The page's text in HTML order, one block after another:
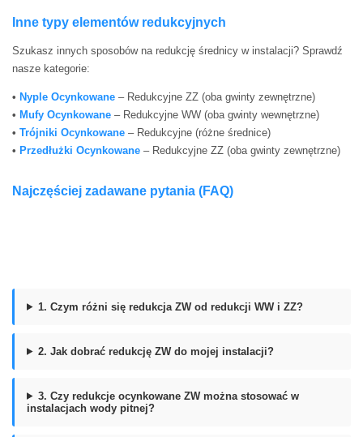
Inne typy elementów redukcyjnych
Szukasz innych sposobów na redukcję średnicy w instalacji? Sprawdź
nasze kategorie:
• Nyple Ocynkowane – Redukcyjne ZZ (oba gwinty zewnętrzne)
• Mufy Ocynkowane – Redukcyjne WW (oba gwinty wewnętrzne)
• Trójniki Ocynkowane – Redukcyjne (różne średnice)
• Przedłużki Ocynkowane – Redukcyjne ZZ (oba gwinty zewnętrzne)
Najczęściej zadawane pytania (FAQ)
1. Czym różni się redukcja ZW od redukcji WW i ZZ?
2. Jak dobrać redukcję ZW do mojej instalacji?
3. Czy redukcje ocynkowane ZW można stosować w
instalacjach wody pitnej?